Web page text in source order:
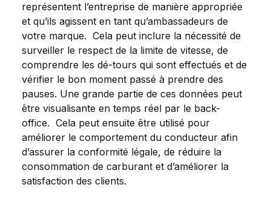
représentent l’entreprise de manière appropriée
et qu’ils agissent en tant qu’ambassadeurs de
votre marque. Cela peut inclure la nécessité de
surveiller le respect de la limite de vitesse, de
comprendre les dé-tours qui sont effectués et de
vérifier le bon moment passé à prendre des
pauses. Une grande partie de ces données peut
être visualisante en temps réel par le back-
office. Cela peut ensuite être utilisé pour
améliorer le comportement du conducteur afin
d’assurer la conformité légale, de réduire la
consommation de carburant et d’améliorer la
satisfaction des clients.